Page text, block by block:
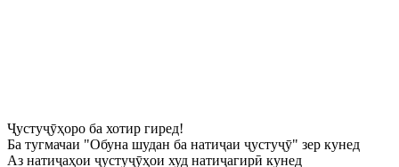
Ҷустуҷӯҳоро ба хотир гиред!
Ба тугмачаи "Обуна шудан ба натиҷаи ҷустуҷӯ" зер кунед
Аз натиҷаҳои ҷустуҷӯҳои худ натиҷагирӣ кунед